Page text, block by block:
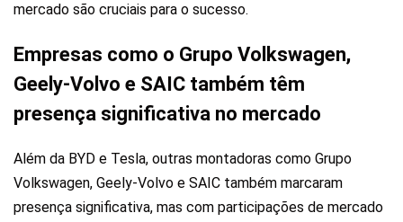
mercado são cruciais para o sucesso.
Empresas como o Grupo Volkswagen,
Geely-Volvo e SAIC também têm
presença significativa no mercado
Além da BYD e Tesla, outras montadoras como Grupo
Volkswagen, Geely-Volvo e SAIC também marcaram
presença significativa, mas com participações de mercado